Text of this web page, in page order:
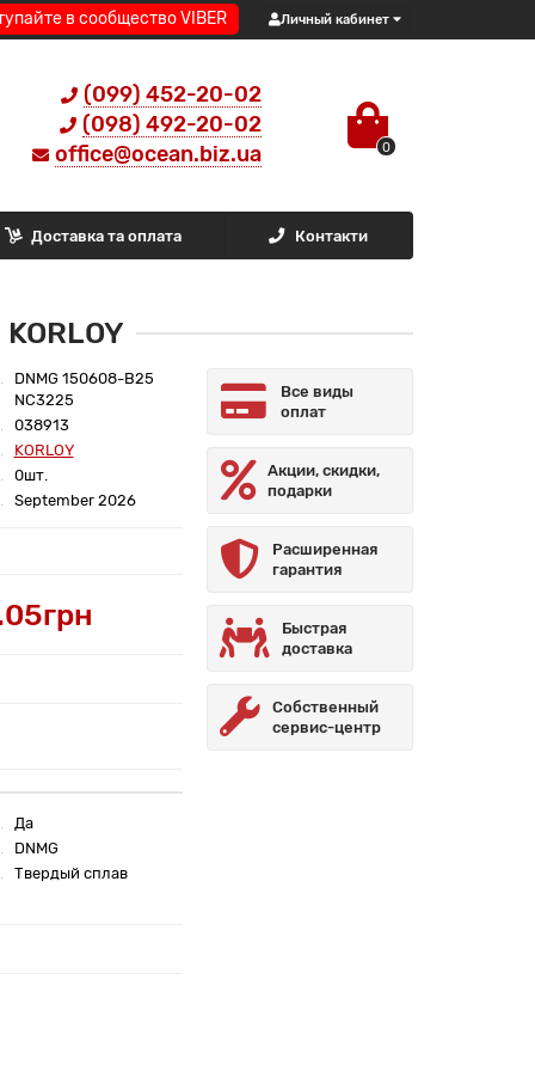
в сообщество VIBER Личный кабинет
(099) 452-20-02
(098) 492-20-02
office@ocean.biz.ua
0
Доставка та оплата Контакти
DNMG 150608-B25
NC3225
038913
KORLOY
0шт.
September 2026
Да
DNMG
Твердый сплав
Все виды
оплат
Акции, скидки,
подарки
Расширенная
гарантия
Быстрая
доставка
Собственный
сервис-центр